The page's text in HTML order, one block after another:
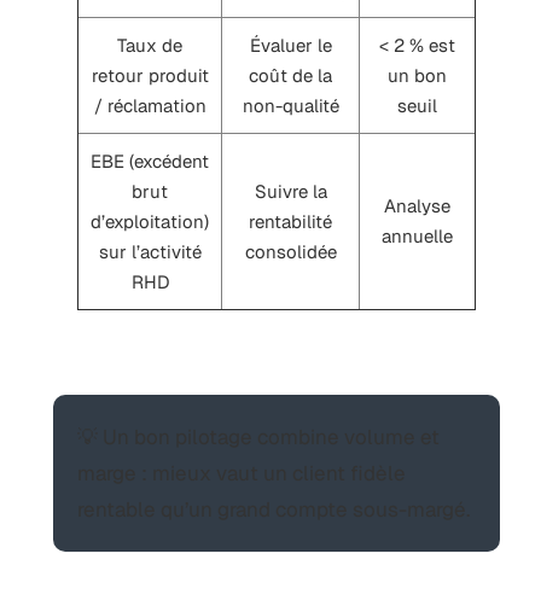
Taux de
retour produit
/ réclamation
Évaluer le
coût de la
non-qualité
< 2 % est
un bon
seuil
EBE (excédent
brut
d’exploitation)
sur l’activité
RHD
Suivre la
rentabilité
consolidée
Analyse
annuelle